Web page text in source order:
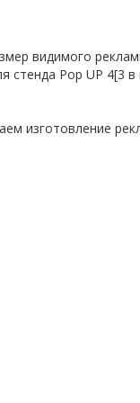
видимого
стенда Pop UP 4[3
изготовление